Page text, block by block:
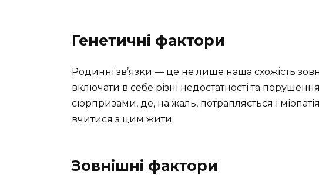
Генетичні фактори
Родинні зв’язки — це не лише наша схожість
включати в себе різні недостатності та
сюрпризами, де, на жаль, потрапляється і
вчитися з цим жити.
Зовнішні фактори